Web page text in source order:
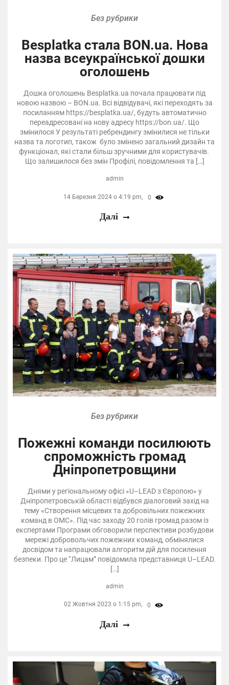
Без рубрики
Besplatka стала BON.ua. Нова
назва всеукраїнської дошки
оголошень
Дошка оголошень Besplatka.ua почала працювати під
новою назвою – BON.ua. Всі відвідувачі, які переходять за
посиланням https://besplatka.ua/, будуть автоматично
переадресовані на нову адресу https://bon.ua/. Що
змінилося У результаті ребрендингу змінилися не тільки
назва та логотип, також було змінено загальний дизайн та
функціонал, які стали більш зручними для користувачів.
Що залишилося без змін Профілі, повідомлення та […]
admin
14 Березня 2024 о 4:19 pm, 0
Далі
Без рубрики
Пожежні команди посилюють
спроможність громад
Дніпропетровщини
Днями у регіональному офісі «U–LEAD з Європою» у
Дніпропетровській області відбувся діалоговий захід на
тему «Створення місцевих та добровільних пожежних
команд в ОМС». Під час заходу 20 голів громад разом із
експертами Програми обговорили перспективи розбудови
мережі добровольчих пожежних команд, обмінялися
досвідом та напрацювали алгоритм дій для посилення
безпеки. Про це “Лицам” повідомила представниця U–LEAD.
[…]
admin
02 Жовтня 2023 о 1:15 pm, 0
Далі